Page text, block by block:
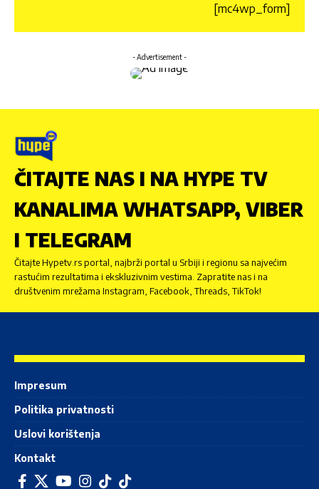
[mc4wp_form]
- Advertisement -
ČITAJTE NAS I NA HYPE TV
KANALIMA WHATSAPP, VIBER
I TELEGRAM
Čitajte Hypetv.rs portal, najbrži portal u Srbiji i regionu sa najvećim
rastućim rezultatima i ekskluzivnim vestima. Zapratite nas i na
društvenim mrežama Instagram, Facebook, Threads, TikTok!
Impresum
Politika privatnosti
Uslovi korištenja
Kontakt